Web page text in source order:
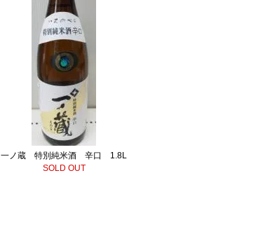
一ノ蔵 特別純米酒 辛口 1.8L
SOLD OUT